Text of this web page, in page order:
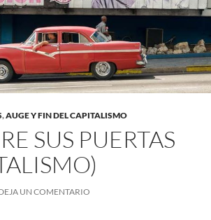
,AUGE Y FIN DEL CAPITALISMO
SUS PUERTAS
UN COMENTARIO